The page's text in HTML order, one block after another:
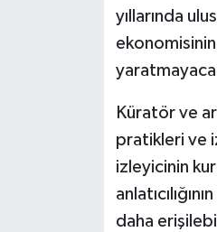
yıllarında
ekonomisinin
Küratör ve
pratikleri ve
izleyicinin
daha